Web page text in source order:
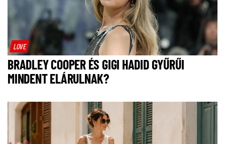
LOVE
BRADLEY COOPER ÉS GIGI HADID GYŰRŰI
MINDENT ELÁRULNAK?